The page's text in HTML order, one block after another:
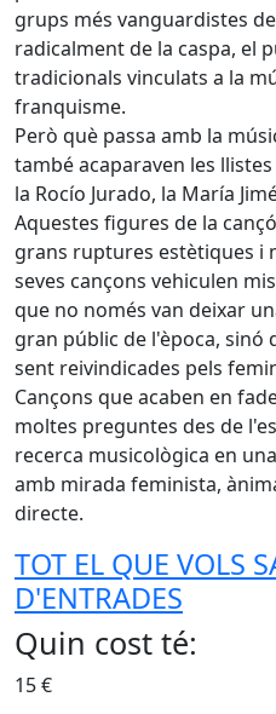
grups més vanguardistes
radicalment de la caspa, el
tradicionals vinculats a la
franquisme.
Però què passa amb la
també acaparaven les
la Rocío Jurado, la María
Aquestes figures de la
grans ruptures estètiques i
seves cançons vehiculen
que no només van deixar
gran públic de l'època, sinó
sent reivindicades pels
Cançons que acaben en
moltes preguntes des de
recerca musicològica en
amb mirada feminista,
directe.
TOT EL QUE VOLS
D'ENTRADES
Quin cost té:
15 €